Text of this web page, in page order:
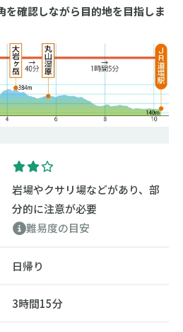
を確認しながら目的地を目指しま
岩場やクサリ場などがあり、部
分的に注意が必要
難易度の目安
日帰り
3時間15分